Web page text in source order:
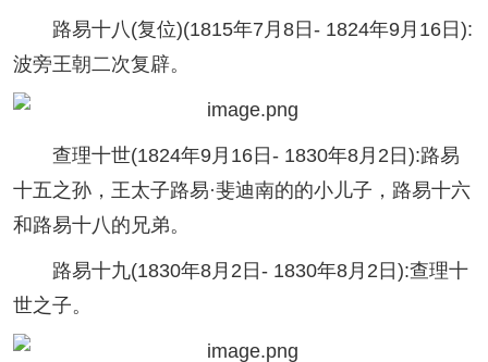
路易十八(复位)(1815年7月8日- 1824年9月16日):
波旁王朝二次复辟。
查理十世(1824年9月16日- 1830年8月2日):路易
十五之孙，王太子路易·斐迪南的的小儿子，路易十六
和路易十八的兄弟。
路易十九(1830年8月2日- 1830年8月2日):查理十
世之子。